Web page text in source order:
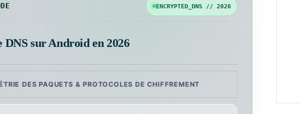
ENCRYPTED_DNS // 2026
sur Android en 2026
DES PAQUETS & PROTOCOLES DE CHIFFREMENT